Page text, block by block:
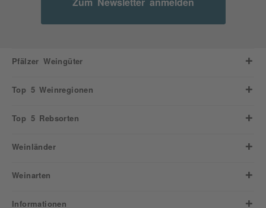
Pfälzer Weingüter
Top 5 Weinregionen
Top 5 Rebsorten
Weinländer
Weinarten
Informationen